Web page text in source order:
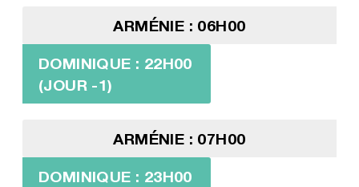
ARMÉNIE : 06H00
DOMINIQUE : 22H00
(JOUR -1)
ARMÉNIE : 07H00
DOMINIQUE : 23H00